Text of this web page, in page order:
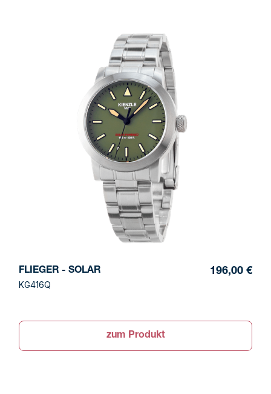
FLIEGER - SOLAR
KG416Q
196,00 €
zum Produkt